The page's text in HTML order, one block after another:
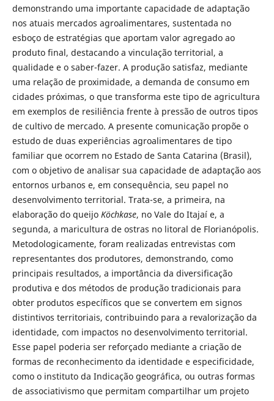
demonstrando uma importante capacidade de adaptação
nos atuais mercados agroalimentares, sustentada no
esboço de estratégias que aportam valor agregado ao
produto final, destacando a vinculação territorial, a
qualidade e o saber-fazer. A produção satisfaz, mediante
uma relação de proximidade, a demanda de consumo em
cidades próximas, o que transforma este tipo de agricultura
em exemplos de resiliência frente à pressão de outros tipos
de cultivo de mercado. A presente comunicação propõe o
estudo de duas experiências agroalimentares de tipo
familiar que ocorrem no Estado de Santa Catarina (Brasil),
com o objetivo de analisar sua capacidade de adaptação aos
entornos urbanos e, em consequência, seu papel no
desenvolvimento territorial. Trata-se, a primeira, na
elaboração do queijo Köchkase, no Vale do Itajaí e, a
segunda, a maricultura de ostras no litoral de Florianópolis.
Metodologicamente, foram realizadas entrevistas com
representantes dos produtores, demonstrando, como
principais resultados, a importância da diversificação
produtiva e dos métodos de produção tradicionais para
obter produtos específicos que se convertem em signos
distintivos territoriais, contribuindo para a revalorização da
identidade, com impactos no desenvolvimento territorial.
Esse papel poderia ser reforçado mediante a criação de
formas de reconhecimento da identidade e especificidade,
como o instituto da Indicação geográfica, ou outras formas
de associativismo que permitam compartilhar um projeto